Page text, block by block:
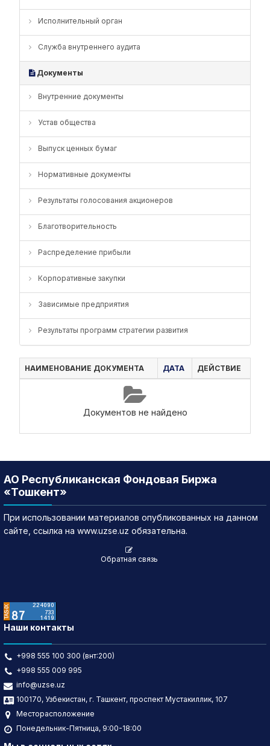
Исполнительный орган
Служба внутреннего аудита
Документы
Внутренние документы
Устав общества
Выпуск ценных бумаг
Нормативные документы
Результаты голосования акционеров
Благотворительность
Распределение прибыли
Корпоративные закупки
Зависимые предприятия
Результаты программ стратегии развития
НАИМЕНОВАНИЕ ДОКУМЕНТА ДАТА ДЕЙСТВИЕ
Документов не найдено
АО Республиканская Фондовая Биржа
«Тошкент»
При использовании материалов опубликованных на данном
сайте, ссылка на www.uzse.uz обязательна.
Обратная связь
Наши контакты
+998 555 100 300 (внт:200)
+998 555 009 995
info@uzse.uz
100170, Узбекистан, г. Ташкент, проспект Мустакиллик, 107
Месторасположение
Понедельник-Пятница, 9:00-18:00